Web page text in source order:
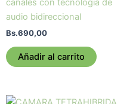
canales con tecnologia de
audio bidireccional
Bs.690,00
Añadir al carrito